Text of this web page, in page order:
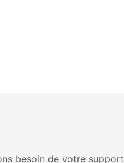
besoin de votre support